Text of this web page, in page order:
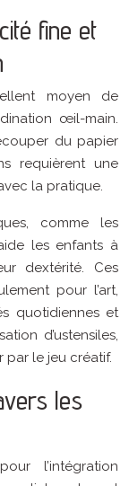
fine et
moyen de
œil-main.
du papier
requièrent une
la pratique.
comme les
les enfants à
dextérité. Ces
pour l’art,
quotidiennes et
d’ustensiles,
par le jeu créatif.
les
l’intégration